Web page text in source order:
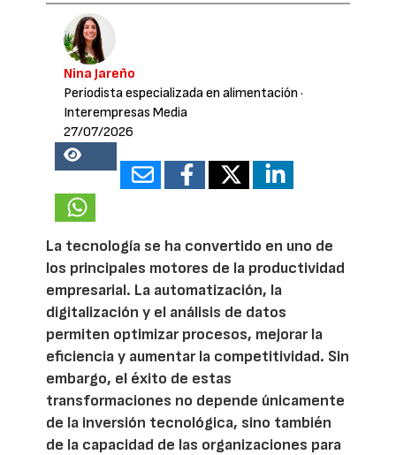
Nina Jareño
Periodista especializada en alimentación ·
Interempresas Media
27/07/2026
18205
La tecnología se ha convertido en uno de
los principales motores de la productividad
empresarial. La automatización, la
digitalización y el análisis de datos
permiten optimizar procesos, mejorar la
eficiencia y aumentar la competitividad. Sin
embargo, el éxito de estas
transformaciones no depende únicamente
de la inversión tecnológica, sino también
de la capacidad de las organizaciones para